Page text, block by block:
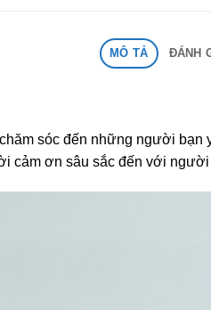
MÔ TẢ ĐÁNH
sóc đến những người
cảm ơn sâu sắc đến với người